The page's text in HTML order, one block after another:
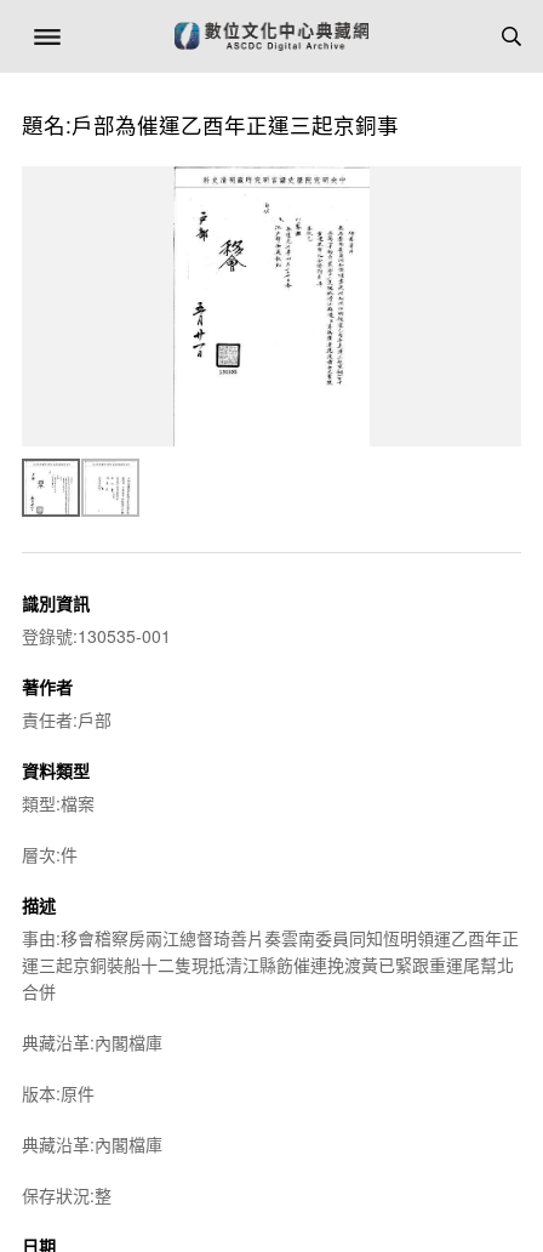
題名:戶部為催運乙酉年正運三起京銅事
識別資訊
登錄號:130535-001
著作者
責任者:戶部
資料類型
類型:檔案
層次:件
描述
事由:移會稽察房兩江總督琦善片奏雲南委員同知恆明領運乙酉年正
運三起京銅裝船十二隻現抵清江縣飭催連挽渡黃已緊跟重運尾幫北
合併
典藏沿革:內閣檔庫
版本:原件
典藏沿革:內閣檔庫
保存狀況:整
日期